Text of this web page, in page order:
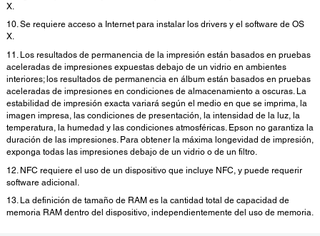
X.
10. Se requiere acceso a Internet para instalar los drivers y el software de OS
X.
11. Los resultados de permanencia de la impresión están basados en pruebas
aceleradas de impresiones expuestas debajo de un vidrio en ambientes
interiores; los resultados de permanencia en álbum están basados en pruebas
aceleradas de impresiones en condiciones de almacenamiento a oscuras. La
estabilidad de impresión exacta variará según el medio en que se imprima, la
imagen impresa, las condiciones de presentación, la intensidad de la luz, la
temperatura, la humedad y las condiciones atmosféricas. Epson no garantiza la
duración de las impresiones. Para obtener la máxima longevidad de impresión,
exponga todas las impresiones debajo de un vidrio o de un filtro.
12. NFC requiere el uso de un dispositivo que incluye NFC, y puede requerir
software adicional.
13. La definición de tamaño de RAM es la cantidad total de capacidad de
memoria RAM dentro del dispositivo, independientemente del uso de memoria.